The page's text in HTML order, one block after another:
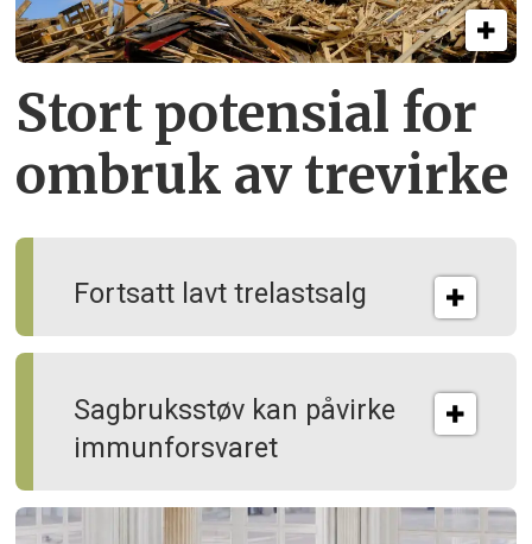
Stort potensial for
ombruk av tre­virke
Fortsatt lavt trelastsalg
Sagbruksstøv kan på­virke
immun­forsvaret